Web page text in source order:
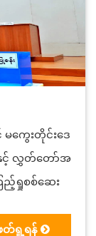
မကွေးတိုင်းဒေ
င့် လွှတ်တော်အ
ည့်ရှုစစ်ဆေး
တ်ရှု့ရန်